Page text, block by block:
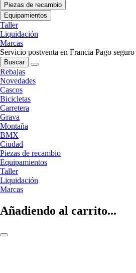
Piezas de recambio
Equipamientos
Taller
Liquidación
Marcas
Servicio postventa en Francia Pago seguro
Buscar
Rebajas
Novedades
Cascos
Bicicletas
Carretera
Grava
Montaña
BMX
Ciudad
Piezas de recambio
Equipamientos
Taller
Liquidación
Marcas
Añadiendo al carrito...